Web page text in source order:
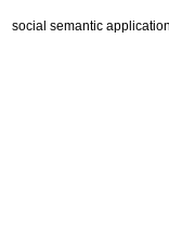
social semantic